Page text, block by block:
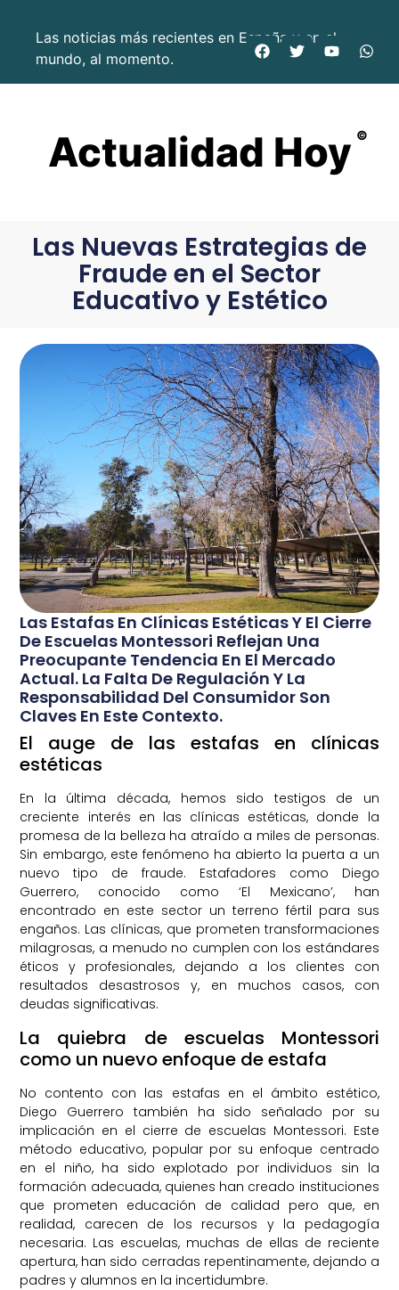
Las noticias más recientes en España y en el
mundo, al momento.
Actualidad Hoy ©
Las Nuevas Estrategias de
Fraude en el Sector
Educativo y Estético
Las Estafas En Clínicas Estéticas Y El Cierre
De Escuelas Montessori Reflejan Una
Preocupante Tendencia En El Mercado
Actual. La Falta De Regulación Y La
Responsabilidad Del Consumidor Son
Claves En Este Contexto.
El auge de las estafas en clínicas
estéticas
En la última década, hemos sido testigos de un
creciente interés en las clínicas estéticas, donde la
promesa de la belleza ha atraído a miles de personas.
Sin embargo, este fenómeno ha abierto la puerta a un
nuevo tipo de fraude. Estafadores como Diego
Guerrero, conocido como ‘El Mexicano’, han
encontrado en este sector un terreno fértil para sus
engaños. Las clínicas, que prometen transformaciones
milagrosas, a menudo no cumplen con los estándares
éticos y profesionales, dejando a los clientes con
resultados desastrosos y, en muchos casos, con
deudas significativas.
La quiebra de escuelas Montessori
como un nuevo enfoque de estafa
No contento con las estafas en el ámbito estético,
Diego Guerrero también ha sido señalado por su
implicación en el cierre de escuelas Montessori. Este
método educativo, popular por su enfoque centrado
en el niño, ha sido explotado por individuos sin la
formación adecuada, quienes han creado instituciones
que prometen educación de calidad pero que, en
realidad, carecen de los recursos y la pedagogía
necesaria. Las escuelas, muchas de ellas de reciente
apertura, han sido cerradas repentinamente, dejando a
padres y alumnos en la incertidumbre.